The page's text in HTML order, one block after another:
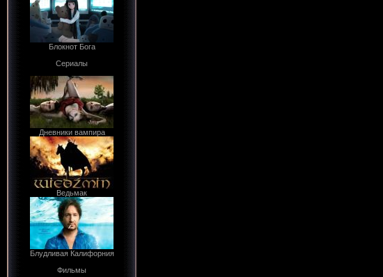
Блокнот Бога
Сериалы
Дневники вампира
Ведьмак
Блудливая Калифорния
Фильмы